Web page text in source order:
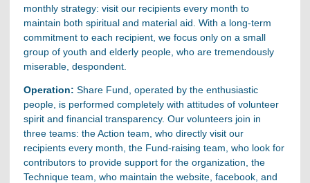
monthly strategy: visit our recipients every month to
maintain both spiritual and material aid. With a long-term
commitment to each recipient, we focus only on a small
group of youth and elderly people, who are tremendously
miserable, despondent.
Operation: Share Fund, operated by the enthusiastic
people, is performed completely with attitudes of volunteer
spirit and financial transparency. Our volunteers join in
three teams: the Action team, who directly visit our
recipients every month, the Fund-raising team, who look for
contributors to provide support for the organization, the
Technique team, who maintain the website, facebook, and